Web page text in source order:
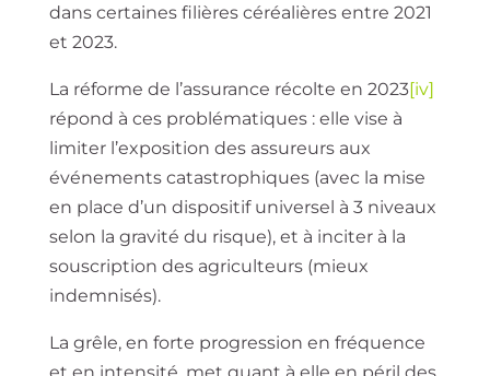
dans certaines filières céréalières entre 2021
et 2023.
La réforme de l’assurance récolte en 2023[iv]
répond à ces problématiques : elle vise à
limiter l’exposition des assureurs aux
événements catastrophiques (avec la mise
en place d’un dispositif universel à 3 niveaux
selon la gravité du risque), et à inciter à la
souscription des agriculteurs (mieux
indemnisés).
La grêle, en forte progression en fréquence